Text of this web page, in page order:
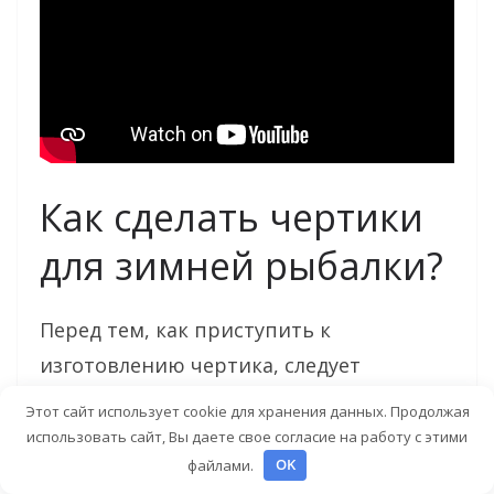
Как сделать чертики
для зимней рыбалки?
Перед тем, как приступить к
изготовлению чертика, следует
определиться, на какую рыбу
планируется использовать такую
насадку. Очень важную роль играет и
Этот сайт использует cookie для хранения данных. Продолжая
использовать сайт, Вы даете свое согласие на работу с этими
файлами.
OK